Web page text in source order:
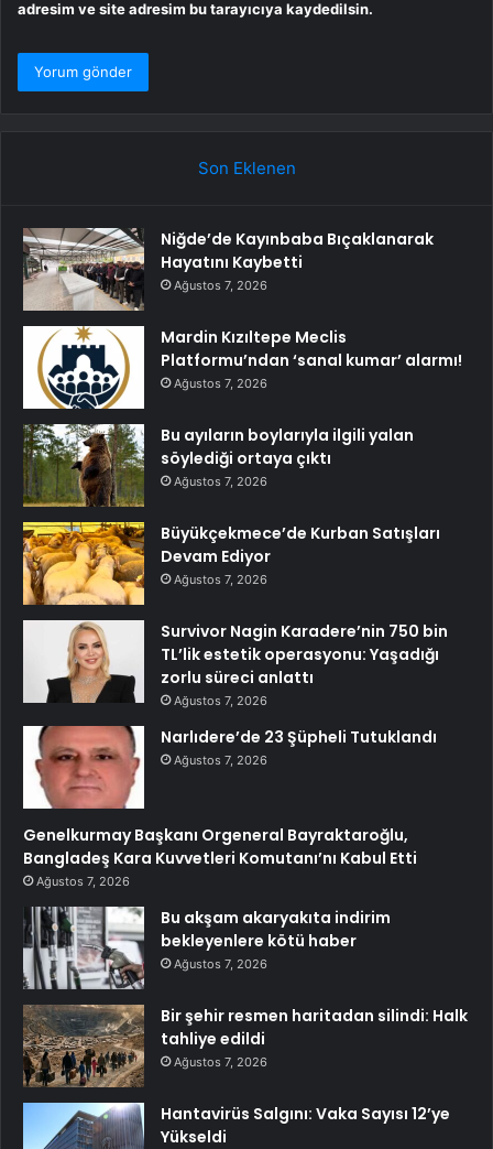
adresim ve site adresim bu tarayıcıya kaydedilsin.
Son Eklenen
Niğde’de Kayınbaba Bıçaklanarak
Hayatını Kaybetti
Ağustos 7, 2026
Mardin Kızıltepe Meclis
Platformu’ndan ‘sanal kumar’ alarmı!
Ağustos 7, 2026
Bu ayıların boylarıyla ilgili yalan
söylediği ortaya çıktı
Ağustos 7, 2026
Büyükçekmece’de Kurban Satışları
Devam Ediyor
Ağustos 7, 2026
Survivor Nagin Karadere’nin 750 bin
TL’lik estetik operasyonu: Yaşadığı
zorlu süreci anlattı
Ağustos 7, 2026
Narlıdere’de 23 Şüpheli Tutuklandı
Ağustos 7, 2026
Genelkurmay Başkanı Orgeneral Bayraktaroğlu,
Bangladeş Kara Kuvvetleri Komutanı’nı Kabul Etti
Ağustos 7, 2026
Bu akşam akaryakıta indirim
bekleyenlere kötü haber
Ağustos 7, 2026
Bir şehir resmen haritadan silindi: Halk
tahliye edildi
Ağustos 7, 2026
Hantavirüs Salgını: Vaka Sayısı 12’ye
Yükseldi